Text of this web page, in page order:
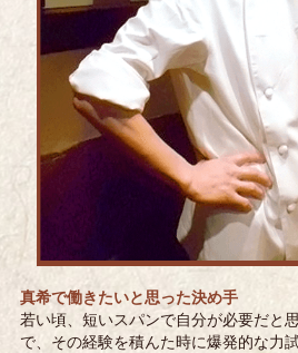
真希で働きたいと思った決め手
若い頃、短いスパンで自分が必要だと
で、その経験を積んた時に爆発的な力